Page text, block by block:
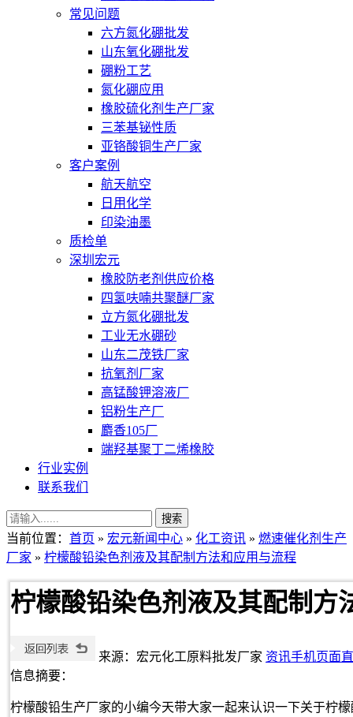
常见问题
六方氮化硼批发
山东氧化硼批发
硼粉工艺
氮化硼应用
橡胶硫化剂生产厂家
三苯基铋性质
亚铬酸铜生产厂家
客户案例
航天航空
日用化学
印染油墨
质检单
深圳宏元
橡胶防老剂供应价格
四氢呋喃共聚醚厂家
立方氮化硼批发
工业无水硼砂
山东二茂铁厂家
抗氧剂厂家
高锰酸钾溶液厂
铝粉生产厂
麝香105厂
端羟基聚丁二烯橡胶
行业实例
联系我们
当前位置： 首页 » 宏元新闻中心 » 化工资讯 » 燃速催化剂生产
厂家 » 柠檬酸铅染色剂液及其配制方法和应用与流程
柠檬酸铅染色剂液及其配制方
来源：宏元化工原料批发厂家 资讯手机页面
信息摘要：
柠檬酸铅生产厂家的小编今天带大家一起来认识一下关于柠